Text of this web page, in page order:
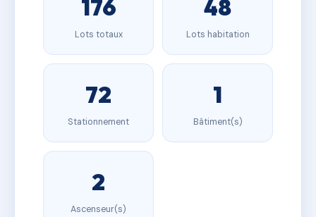
176
Lots totaux
48
Lots habitation
72
Stationnement
1
Bâtiment(s)
2
Ascenseur(s)